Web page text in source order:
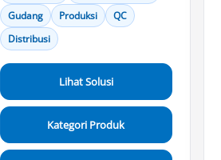
Gudang
Produksi
QC
Distribusi
Lihat Solusi
Kategori Produk